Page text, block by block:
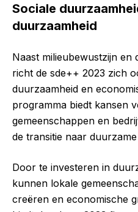
Sociale
duurzaamheid
Naast milieubewustzijn en
richt de sde++ 2023 zich
duurzaamheid en
programma biedt kansen
gemeenschappen en
de transitie naar
Door te investeren in
kunnen lokale
creëren en economische